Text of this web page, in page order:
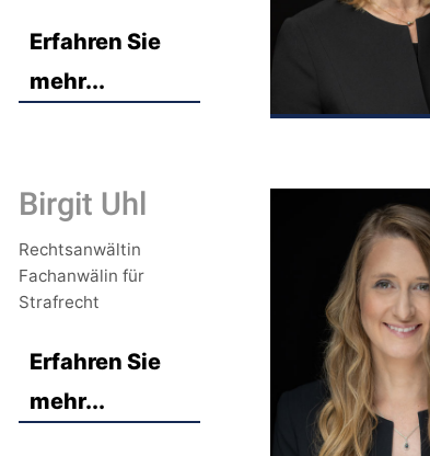
Erfahren Sie
mehr...
Birgit Uhl
Rechtsanwältin
Fachanwälin für
Strafrecht
Erfahren Sie
mehr...